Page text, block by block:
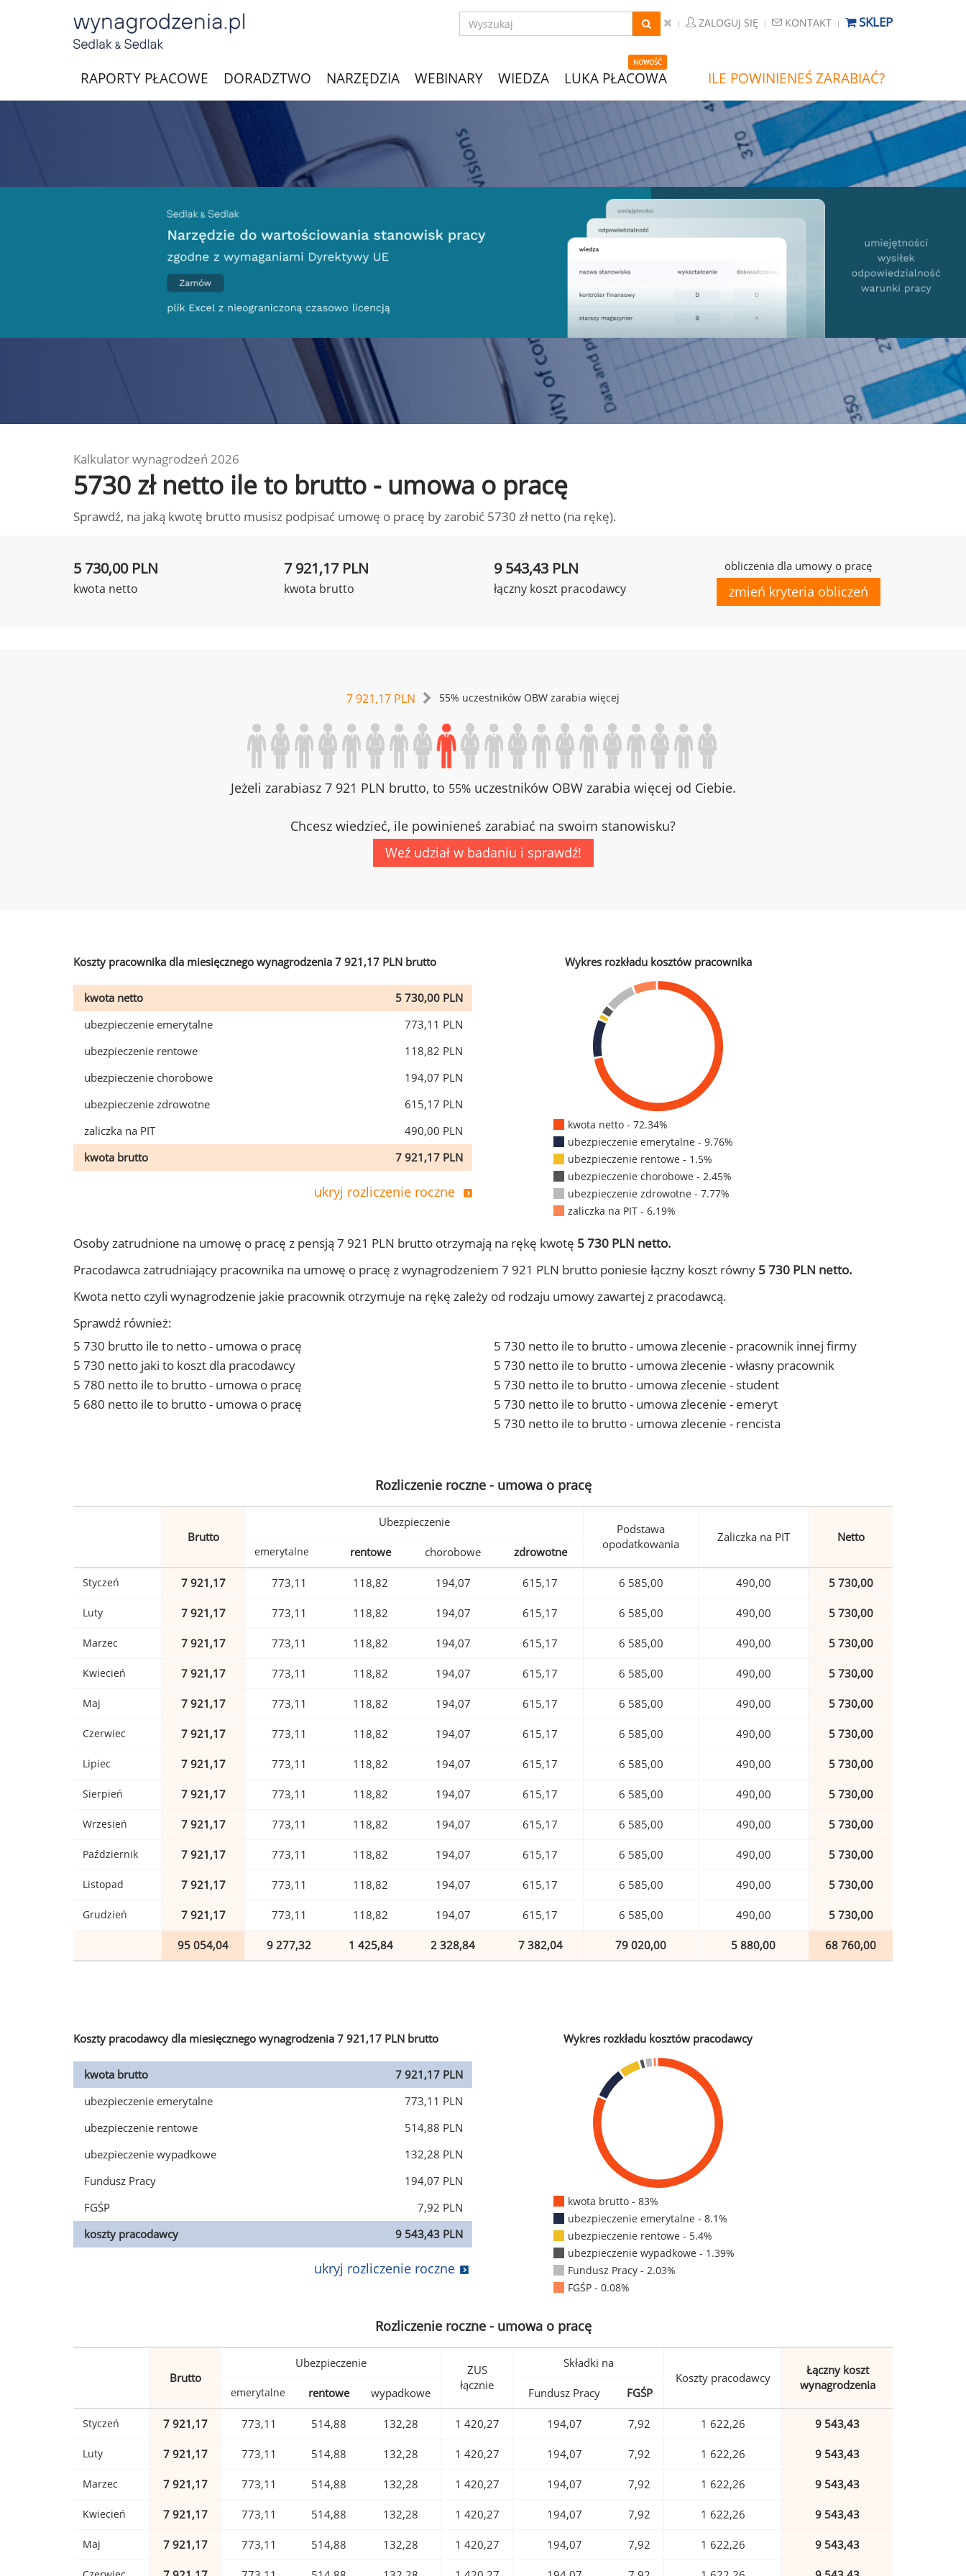
ZALOGUJ SIĘ KONTAKT SKLEP
RAPORTY PŁACOWE DORADZTWO NARZĘDZIA WEBINARY WIEDZA
NOWOŚĆ
LUKA PŁACOWA ILE POWINIENEŚ ZARABIAĆ?
Kalkulator wynagrodzeń 2026
5730 zł netto ile to brutto - umowa o pracę
Sprawdź, na jaką kwotę brutto musisz podpisać umowę o pracę by zarobić 5730 zł netto (na rękę).
5 730,00 PLN
kwota netto
7 921,17 PLN
kwota brutto
9 543,43 PLN
łączny koszt pracodawcy
obliczenia dla umowy o pracę
zmień kryteria obliczeń
7 921,17 PLN 55% uczestników OBW zarabia więcej
Jeżeli zarabiasz 7 921 PLN brutto, to 55%uczestników OBW zarabia więcej od Ciebie.
Chcesz wiedzieć, ile powinieneś zarabiać na swoim stanowisku?
Weź udział w badaniu i sprawdź!
Koszty pracownika dla miesięcznego wynagrodzenia 7 921,17 PLN brutto
kwota netto
5 730,00 PLN
ubezpieczenie emerytalne
773,11 PLN
ubezpieczenie rentowe
118,82 PLN
ubezpieczenie chorobowe
194,07 PLN
ubezpieczenie zdrowotne
615,17 PLN
zaliczka na PIT
490,00 PLN
kwota brutto
7 921,17 PLN
ukryj rozliczenie roczne
Wykres rozkładu kosztów pracownika
kwota netto - 72.34%
ubezpieczenie emerytalne - 9.76%
ubezpieczenie rentowe - 1.5%
ubezpieczenie chorobowe - 2.45%
ubezpieczenie zdrowotne - 7.77%
zaliczka na PIT - 6.19%
Osoby zatrudnione na umowę o pracę z pensją 7 921 PLN brutto otrzymają na rękę kwotę 5 730 PLN netto.
Pracodawca zatrudniający pracownika na umowę o pracę z wynagrodzeniem 7 921 PLN brutto poniesie łączny koszt równy 5 730 PLN netto.
Kwota netto czyli wynagrodzenie jakie pracownik otrzymuje na rękę zależy od rodzaju umowy zawartej z pracodawcą.
Sprawdź również:
5 730 brutto ile to netto - umowa o pracę
5 730 netto jaki to koszt dla pracodawcy
5 780 netto ile to brutto - umowa o pracę
5 680 netto ile to brutto - umowa o pracę
5 730 netto ile to brutto - umowa zlecenie - pracownik innej firmy
5 730 netto ile to brutto - umowa zlecenie - własny pracownik
5 730 netto ile to brutto - umowa zlecenie - student
5 730 netto ile to brutto - umowa zlecenie - emeryt
5 730 netto ile to brutto - umowa zlecenie - rencista
Rozliczenie roczne - umowa o pracę
Brutto
Ubezpieczenie
Podstawa
opodatkowania
Zaliczka na PIT Netto
emerytalne rentowe chorobowe zdrowotne
Styczeń 7 921,17 773,11 118,82 194,07 615,17 6 585,00 490,00 5 730,00
Luty 7 921,17 773,11 118,82 194,07 615,17 6 585,00 490,00 5 730,00
Marzec 7 921,17 773,11 118,82 194,07 615,17 6 585,00 490,00 5 730,00
Kwiecień 7 921,17 773,11 118,82 194,07 615,17 6 585,00 490,00 5 730,00
Maj 7 921,17 773,11 118,82 194,07 615,17 6 585,00 490,00 5 730,00
Czerwiec 7 921,17 773,11 118,82 194,07 615,17 6 585,00 490,00 5 730,00
Lipiec 7 921,17 773,11 118,82 194,07 615,17 6 585,00 490,00 5 730,00
Sierpień 7 921,17 773,11 118,82 194,07 615,17 6 585,00 490,00 5 730,00
Wrzesień 7 921,17 773,11 118,82 194,07 615,17 6 585,00 490,00 5 730,00
Październik 7 921,17 773,11 118,82 194,07 615,17 6 585,00 490,00 5 730,00
Listopad 7 921,17 773,11 118,82 194,07 615,17 6 585,00 490,00 5 730,00
Grudzień 7 921,17 773,11 118,82 194,07 615,17 6 585,00 490,00 5 730,00
95 054,04 9 277,32 1 425,84 2 328,84 7 382,04 79 020,00 5 880,00 68 760,00
Koszty pracodawcy dla miesięcznego wynagrodzenia 7 921,17 PLN brutto
kwota brutto
7 921,17 PLN
ubezpieczenie emerytalne
773,11 PLN
ubezpieczenie rentowe
514,88 PLN
ubezpieczenie wypadkowe
132,28 PLN
Fundusz Pracy
194,07 PLN
FGŚP
7,92 PLN
koszty pracodawcy
9 543,43 PLN
ukryj rozliczenie roczne
Wykres rozkładu kosztów pracodawcy
kwota brutto - 83%
ubezpieczenie emerytalne - 8.1%
ubezpieczenie rentowe - 5.4%
ubezpieczenie wypadkowe - 1.39%
Fundusz Pracy - 2.03%
FGŚP - 0.08%
Rozliczenie roczne - umowa o pracę
Brutto
Ubezpieczenie
ZUS
łącznie
Składki na
Koszty pracodawcy
Łączny koszt
wynagrodzenia
emerytalne rentowe wypadkowe Fundusz Pracy FGŚP
Styczeń 7 921,17 773,11 514,88 132,28 1 420,27 194,07 7,92 1 622,26 9 543,43
Luty 7 921,17 773,11 514,88 132,28 1 420,27 194,07 7,92 1 622,26 9 543,43
Marzec 7 921,17 773,11 514,88 132,28 1 420,27 194,07 7,92 1 622,26 9 543,43
Kwiecień 7 921,17 773,11 514,88 132,28 1 420,27 194,07 7,92 1 622,26 9 543,43
Maj 7 921,17 773,11 514,88 132,28 1 420,27 194,07 7,92 1 622,26 9 543,43